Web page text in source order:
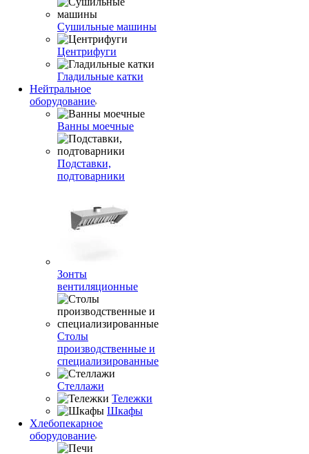
Сушильные машины
Центрифуги
Гладильные катки
Нейтральное
оборудование
Ванны моечные
Подставки,
подтоварники
Зонты
вентиляционные
Столы
производственные и
специализированные
Стеллажи
Тележки
Шкафы
Хлебопекарное
оборудование